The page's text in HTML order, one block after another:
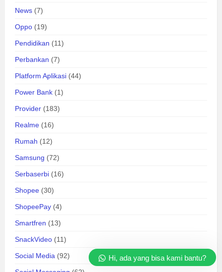
News (7)
Oppo (19)
Pendidikan (11)
Perbankan (7)
Platform Aplikasi (44)
Power Bank (1)
Provider (183)
Realme (16)
Rumah (12)
Samsung (72)
Serbaserbi (16)
Shopee (30)
ShopeePay (4)
Smartfren (13)
SnackVideo (11)
Social Media (92) Hi, ada yang bisa kami bantu?